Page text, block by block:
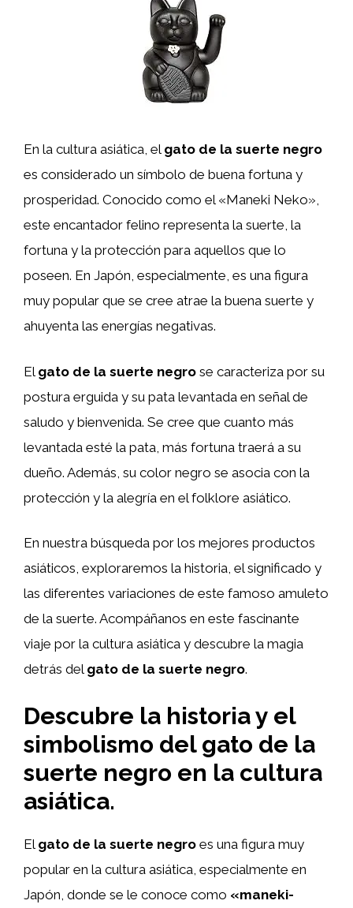
En la cultura asiática, el gato de la suerte negro
es considerado un símbolo de buena fortuna y
prosperidad. Conocido como el «Maneki Neko»,
este encantador felino representa la suerte, la
fortuna y la protección para aquellos que lo
poseen. En Japón, especialmente, es una figura
muy popular que se cree atrae la buena suerte y
ahuyenta las energías negativas.
El gato de la suerte negro se caracteriza por su
postura erguida y su pata levantada en señal de
saludo y bienvenida. Se cree que cuanto más
levantada esté la pata, más fortuna traerá a su
dueño. Además, su color negro se asocia con la
protección y la alegría en el folklore asiático.
En nuestra búsqueda por los mejores productos
asiáticos, exploraremos la historia, el significado y
las diferentes variaciones de este famoso amuleto
de la suerte. Acompáñanos en este fascinante
viaje por la cultura asiática y descubre la magia
detrás del gato de la suerte negro.
Descubre la historia y el
simbolismo del gato de la
suerte negro en la cultura
asiática.
El gato de la suerte negro es una figura muy
popular en la cultura asiática, especialmente en
Japón, donde se le conoce como «maneki-